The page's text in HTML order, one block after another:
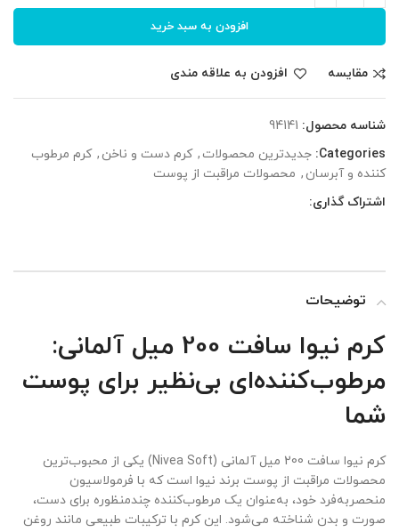
افزودن به سبد خرید
مقایسه افزودن به علاقه مندی
شناسه محصول: 94141
Categories: جدیدترین محصولات , کرم دست و ناخن , کرم مرطوب
کننده و آبرسان , محصولات مراقبت از پوست
اشتراک گذاری:
توضیحات
کرم نیوا سافت 200 میل آلمانی:
مرطوب‌کننده‌ای بی‌نظیر برای پوست
شما
کرم نیوا سافت 200 میل آلمانی (Nivea Soft) یکی از محبوب‌ترین
محصولات مراقبت از پوست برند نیوا است که با فرمولاسیون
منحصربه‌فرد خود، به‌عنوان یک مرطوب‌کننده چندمنظوره برای دست،
صورت و بدن شناخته می‌شود. این کرم با ترکیبات طبیعی مانند روغن